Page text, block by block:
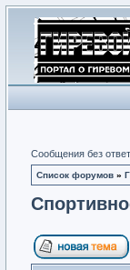
Сообщения без
Список форумов »